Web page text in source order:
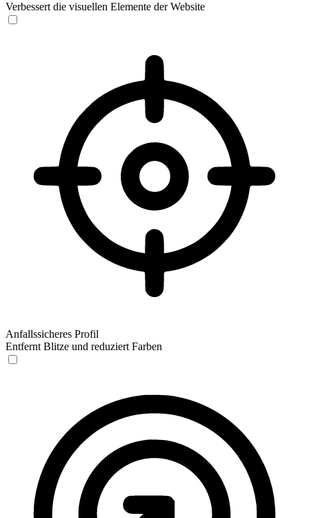
Verbessert die visuellen Elemente der Website
Anfallssicheres Profil
Entfernt Blitze und reduziert Farben